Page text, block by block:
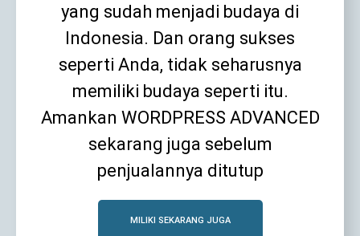
yang sudah menjadi budaya di
Indonesia. Dan orang sukses
seperti Anda, tidak seharusnya
memiliki budaya seperti itu.
Amankan WORDPRESS ADVANCED
sekarang juga sebelum
penjualannya ditutup
MILIKI SEKARANG JUGA